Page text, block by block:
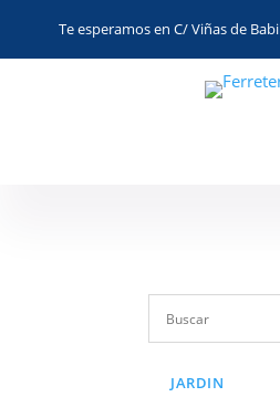
Te esperamos en C/ Viñas de
JARDIN